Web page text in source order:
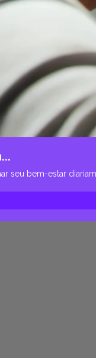
seu bem-estar